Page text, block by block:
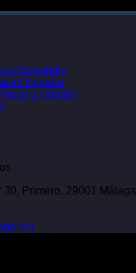
Española
en España
y Laboral
30, Primero, 29001 Málaga